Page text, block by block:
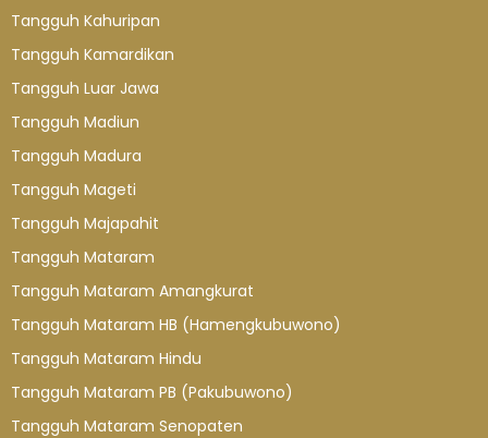
Tangguh Kahuripan
Tangguh Kamardikan
Tangguh Luar Jawa
Tangguh Madiun
Tangguh Madura
Tangguh Mageti
Tangguh Majapahit
Tangguh Mataram
Tangguh Mataram Amangkurat
Tangguh Mataram HB (Hamengkubuwono)
Tangguh Mataram Hindu
Tangguh Mataram PB (Pakubuwono)
Tangguh Mataram Senopaten